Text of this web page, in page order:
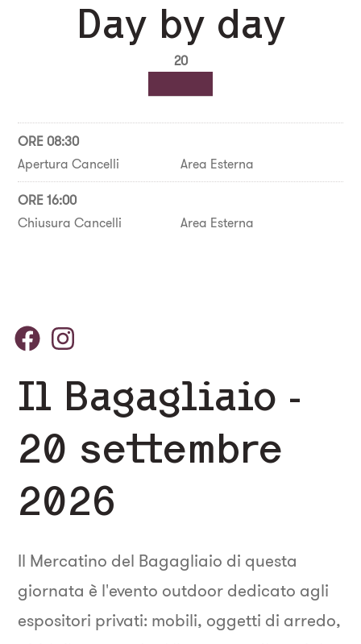
Day by day
20
ORE 08:30
Apertura Cancelli
Area Esterna
ORE 16:00
Chiusura Cancelli
Area Esterna
Il Bagagliaio -
20 settembre
2026
Il Mercatino del Bagagliaio di questa
giornata è l'evento outdoor dedicato agli
espositori privati: mobili, oggetti di arredo,